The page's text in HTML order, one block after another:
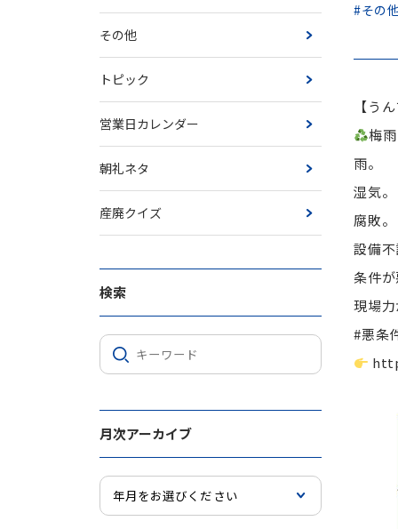
その他
トピック
営業日カレンダー
朝礼ネタ
産廃クイズ
検索
月次アーカイブ
#その
【う
梅
雨。
湿気。
腐敗。
設備
条件
現場
#悪条